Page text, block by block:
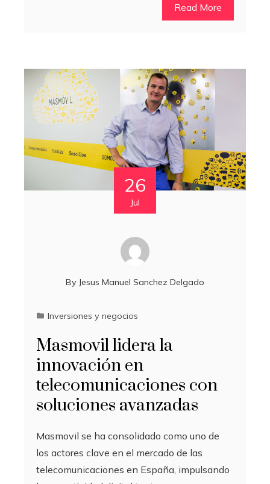
Read More
26
Jul
By Jesus Manuel Sanchez Delgado
Inversiones y negocios
Masmovil lidera la
innovación en
telecomunicaciones con
soluciones avanzadas
Masmovil se ha consolidado como uno de
los actores clave en el mercado de las
telecomunicaciones en España, impulsando